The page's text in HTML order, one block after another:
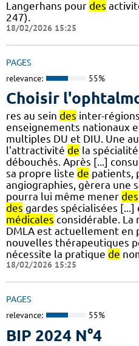
Langerhans pour des
247).
18/02/2026 15:25
PAGES
relevance: 55%
Choisir
res au sein des inter-
enseignements nationaux
multiples DU et DIU. Une
l’attractivité de la
débouchés. Après [...]
sa propre liste de patients,
angiographies, gèrera une
pourra lui même mener des
des gardes spécialisées [...]
médicales considérable. La
DMLA est actuellement en
nouvelles thérapeutiques
nécessite la pratique de
18/02/2026 15:25
PAGES
relevance: 55%
BIP 2024 N°4